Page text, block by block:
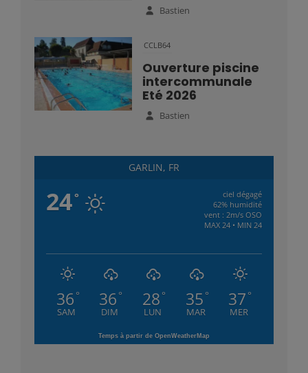
Bastien
CCLB64
Ouverture piscine
intercommunale
Eté 2026
Bastien
GARLIN, FR
24°
ciel dégagé
62% humidité
vent : 2m/s OSO
MAX 24 • MIN 24
36 °
SAM
36 °
DIM
28 °
LUN
35 °
MAR
37 °
MER
Temps à partir de OpenWeatherMap